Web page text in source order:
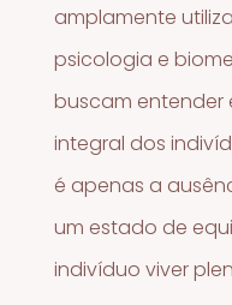
amplamente
psicologia e
buscam entender
integral dos
é apenas a
um estado de
indivíduo viver